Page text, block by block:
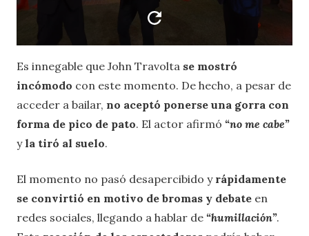
Es innegable que John Travolta se mostró
incómodo con este momento. De hecho, a pesar de
acceder a bailar, no aceptó ponerse una gorra con
forma de pico de pato. El actor afirmó “no me cabe”
yla tiró al suelo.
El momento no pasó desapercibido y rápidamente
se convirtió en motivo de bromas y debate en
redes sociales, llegando a hablar de “humillación”.